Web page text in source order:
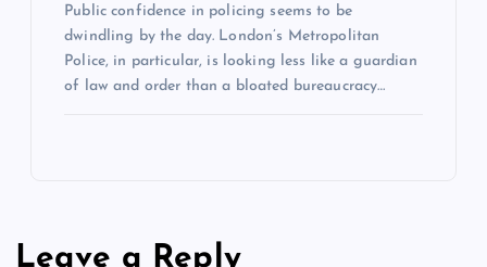
Public confidence in policing seems to be
dwindling by the day. London’s Metropolitan
Police, in particular, is looking less like a guardian
of law and order than a bloated bureaucracy…
Leave a Reply